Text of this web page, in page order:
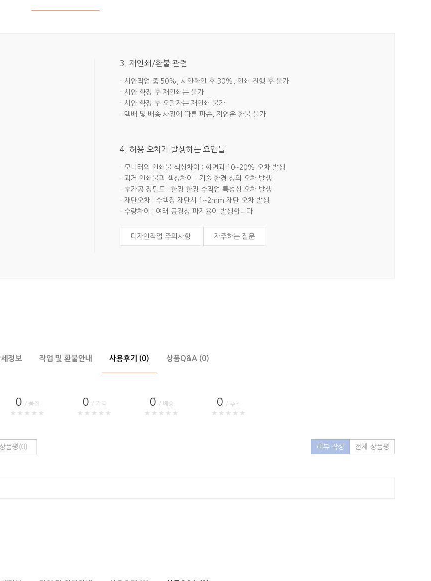
3. 재인쇄/환불 관련
- 시안작업 중 50%, 시안확인 후 30%, 인쇄 진행 후 불가
- 시안 확정 후 재인쇄는 불가
- 시안 확정 후 오탈자는 재인쇄 불가
- 택배 및 배송 사정에 따른 파손, 지연은 환불 불가
4. 허용 오차가 발생하는 요인들
- 모니터와 인쇄물 색상차이 : 화면과 10~20% 오차 발생
- 과거 인쇄물과 색상차이 : 기술 환경 상의 오차 발생
- 후가공 정밀도 : 한장 한장 수작업 특성상 오차 발생
- 재단오차 : 수백장 재단시 1~2mm 재단 오차 발생
- 수량차이 : 여러 공정상 파지율이 발생합니다
디자인작업 주의사항 자주하는 질문
정보 작업 및 환불안내 사용후기 (0) 상품Q&A (0)
0 / 품질
★★★★★
0 / 가격
★★★★★
0 / 배송
★★★★★
0 / 추천
★★★★★
품평(0) 리뷰 작성 전체 상품평